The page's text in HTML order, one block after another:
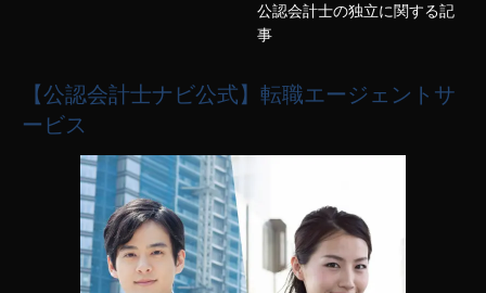
公認会計士の独立に関する記
事
【公認会計士ナビ公式】転職エージェントサ
ービス